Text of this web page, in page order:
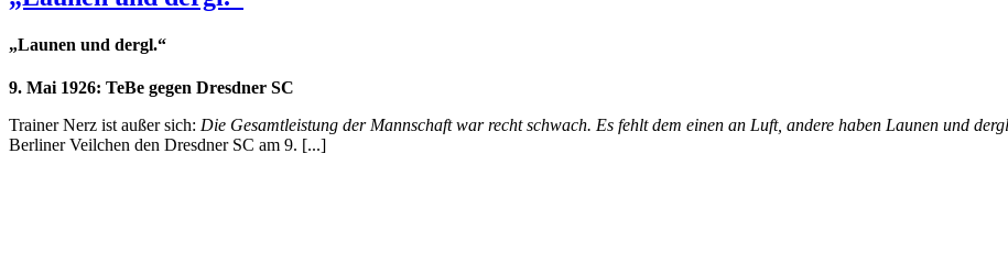
„Launen und dergl.“
9. Mai 1926: TeBe gegen Dresdner SC
Trainer Nerz ist außer sich: Die Gesamtleistung der Mannschaft war recht schwach. Es fehlt dem einen an Luft, andere haben Launen und
Berliner Veilchen den Dresdner SC am 9. [...]